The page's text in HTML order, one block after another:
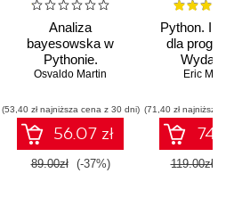
Analiza
bayesowska w
Pythonie.
Praktyczny
modelowaniu
probabilistycznym.
Wydanie III
Osvaldo Martin
(53,40 zł najniższa cena z 30 dni)
56.07 zł
89.00zł (-37%)
Python.
dla
Wydanie
Eric
(71,40 zł najniższa
119.00zł